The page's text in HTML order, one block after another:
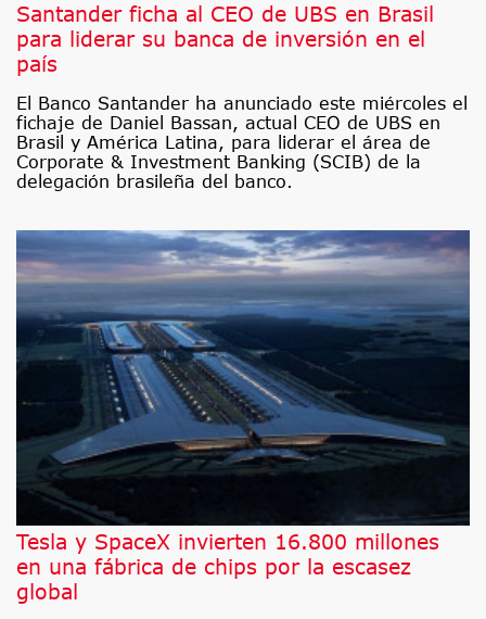
Santander ficha al CEO de UBS en Brasil
para liderar su banca de inversión en el
país
El Banco Santander ha anunciado este miércoles el
fichaje de Daniel Bassan, actual CEO de UBS en
Brasil y América Latina, para liderar el área de
Corporate & Investment Banking (SCIB) de la
delegación brasileña del banco.
Tesla y SpaceX invierten 16.800 millones
en una fábrica de chips por la escasez
global